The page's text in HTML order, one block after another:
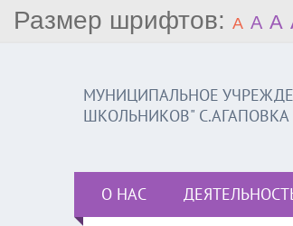
Размер шрифтов: A A A
МУНИЦИПАЛЬНОЕ
ШКОЛЬНИКОВ" С.АГАПОВКА
О НАС